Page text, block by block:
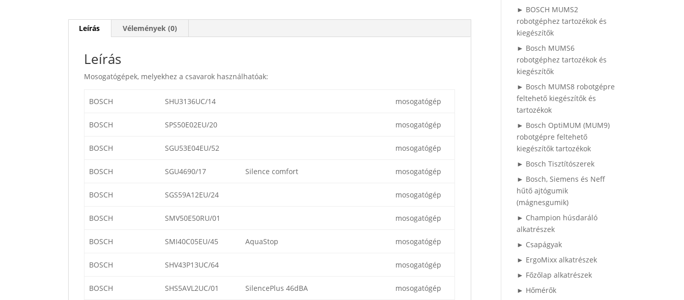
Leírás Vélemények (0)
Leírás
Mosogatógépek, melyekhez a csavarok használhatóak:
BOSCH SHU3136UC/14 mosogatógép
BOSCH SPS50E02EU/20 mosogatógép
BOSCH SGU53E04EU/52 mosogatógép
BOSCH SGU4690/17 Silence comfort mosogatógép
BOSCH SGS59A12EU/24 mosogatógép
BOSCH SMV50E50RU/01 mosogatógép
BOSCH SMI40C05EU/45 AquaStop mosogatógép
BOSCH SHV43P13UC/64 mosogatógép
BOSCH SHS5AVL2UC/01 SilencePlus 46dBA mosogatógép
► BOSCH MUMS2
robotgéphez tartozékok és
kiegészítők
► Bosch MUMS6
robotgéphez tartozékok és
kiegészítők
► Bosch MUMS8 robotgépre
feltehető kiegészítők és
tartozékok
► Bosch OptiMUM (MUM9)
robotgépre feltehető
kiegészítők tartozékok
► Bosch Tisztítószerek
► Bosch, Siemens és Neff
hűtő ajtógumik
(mágnesgumik)
► Champion húsdaráló
alkatrészek
► Csapágyak
► ErgoMixx alkatrészek
► Főzőlap alkatrészek
► Hőmérők